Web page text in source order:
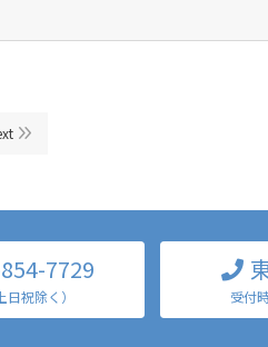
7729
祝除く） 受付